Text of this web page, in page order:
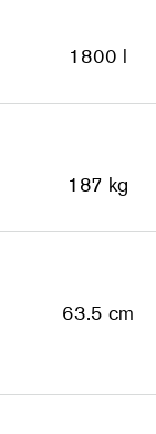
1800 l
187 kg
63.5 cm